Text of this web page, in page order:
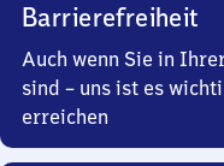
Barrierefreiheit
Auch wenn Sie in
sind – uns ist es
erreichen